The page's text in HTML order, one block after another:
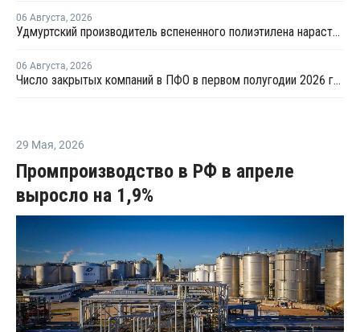
06 Августа, 2026
Удмуртский производитель вспененного полиэтилена нарастит выпуск на 15%
06 Августа, 2026
Число закрытых компаний в ПФО в первом полугодии 2026 года вдвое превысило число новых
29 Мая, 2026
Промпроизводство в РФ в апреле
выросло на 1,9%